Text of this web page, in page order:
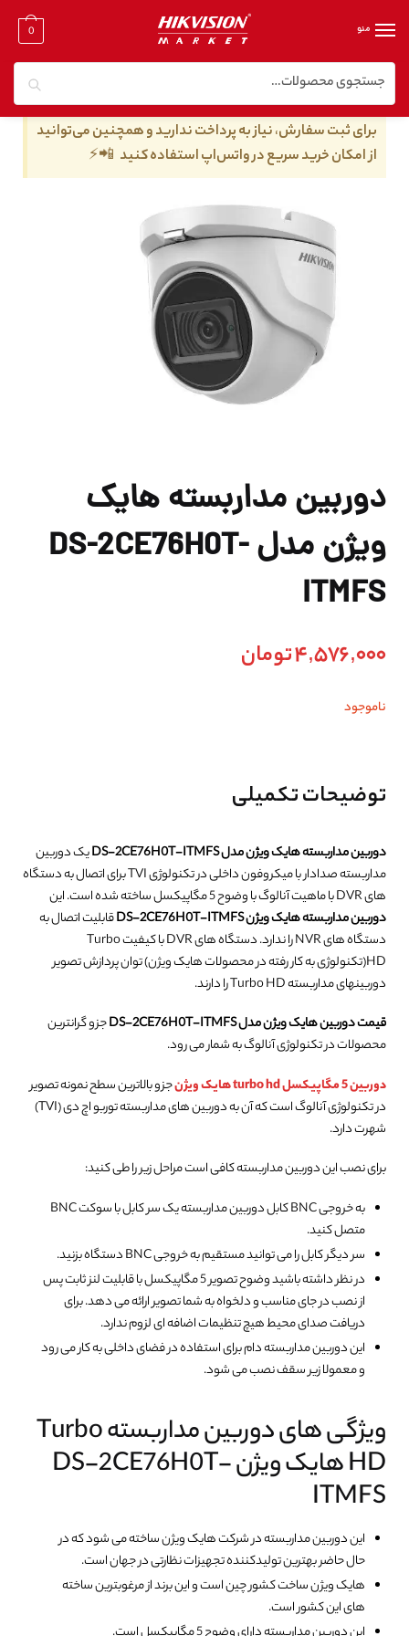
منو 0
خانه / دوربین مدار بسته توربو اچ دی دوربین مداربسته هایک ویژن مدل DS-2CE76H0T-ITMFS
برای ثبت سفارش، نیاز به پرداخت ندارید و همچنین می‌توانید
از امکان خرید سریع در واتس‌اپ استفاده کنید 📲⚡
دوربین مداربسته هایک
ویژن مدل DS-2CE76H0T-
ITMFS
4,576,000تومان
ناموجود
توضیحات تکمیلی
دوربین مداربسته هایک ویژن مدل DS-2CE76H0T-ITMFS
یک دوربین
مداربسته صدادار با میکروفون داخلی در تکنولوژی TVI برای اتصال به دستگاه
های DVR با ماهیت آنالوگ با وضوح 5 مگاپیکسل ساخته شده است. این
دوربین مداربسته هایک ویژن DS-2CE76H0T-ITMFS
قابلیت اتصال به
دستگاه های NVR را ندارد. دستگاه های DVR با کیفیت Turbo
HD(تکنولوژی به کار رفته در محصولات هایک ویژن) توان پردازش تصویر
دوربینهای مداربسته Turbo HD را دارند.
قیمت دوربین هایک ویژن مدل DS-2CE76H0T-ITMFS
جزو گرانترین
محصولات در تکنولوژی آنالوگ به شمار می رود.
دوربین 5 مگاپیکسل turbo hd هایک ویژن
جزو بالاترین سطح نمونه تصویر
در تکنولوژی آنالوگ است که آن به دوربین های مداربسته توربو اچ دی (TVI)
شهرت دارد.
برای نصب این دوربین مداربسته کافی است مراحل زیر را طی کنید:
به خروجی BNC کابل دوربین مداربسته یک سر کابل با سوکت BNC
متصل کنید.
سر دیگر کابل را می توانید مستقیم به خروجی BNC دستگاه بزنید.
در نظر داشته باشید وضوح تصویر 5 مگاپیکسل با قابلیت لنز ثابت پس
از نصب در جای مناسب و دلخواه به شما تصویر ارائه می دهد. برای
دریافت صدای محیط هیچ تنظیمات اضافه ای لزوم ندارد.
این دوربین مداربسته دام برای استفاده در فضای داخلی به کار می رود
و معمولا زیر سقف نصب می شود.
ویژگی های دوربین مداربسته Turbo
HD هایک ویژن DS-2CE76H0T-
ITMFS
این دوربین مداربسته در شرکت هایک ویژن ساخته می شود که در
حال حاضر بهترین تولیدکننده تجهیزات نظارتی در جهان است.
هایک ویژن ساخت کشور چین است و این برند از مرغوبترین ساخته
های این کشور است.